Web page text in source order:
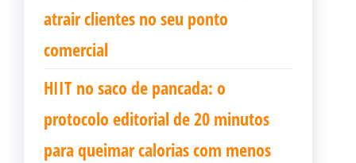
atrair clientes no seu ponto
comercial
HIIT no saco de pancada: o
protocolo editorial de 20 minutos
para queimar calorias com menos